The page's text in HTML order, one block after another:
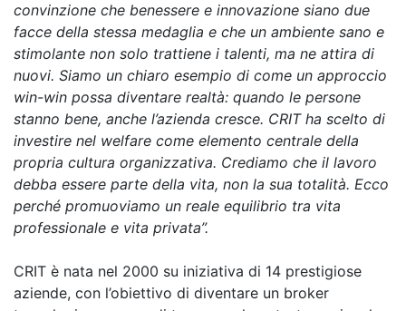
convinzione che benessere e innovazione siano due
facce della stessa medaglia e che un ambiente sano e
stimolante non solo trattiene i talenti, ma ne attira di
nuovi. Siamo un chiaro esempio di come un approccio
win-win possa diventare realtà: quando le persone
stanno bene, anche l’azienda cresce. CRIT ha scelto di
investire nel welfare come elemento centrale della
propria cultura organizzativa. Crediamo che il lavoro
debba essere parte della vita, non la sua totalità. Ecco
perché promuoviamo un reale equilibrio tra vita
professionale e vita privata”.
CRIT è nata nel 2000 su iniziativa di 14 prestigiose
aziende, con l’obiettivo di diventare un broker